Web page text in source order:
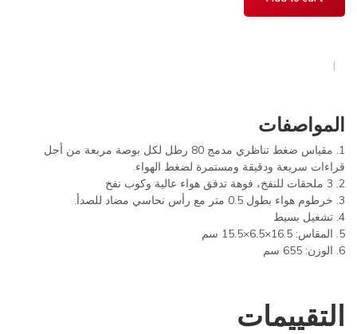
المواصفات
1. مقياس ضغط تناظري مدمج 80 رطل لكل بوصة مربعة من أجل
قراءات سريعة ودقيقة ومستمرة لضغط الهواء.
2. 3 ملحقات للنفخ، فوهة تدفق هواء عالية وكوب نفخ
3. خرطوم هواء بطول 0.5 متر مع رأس نحاسي مضاد للصدأ.
4. تشغيل بسيط
5. المقاس: 16.5×6.5×15.5 سم
6. الوزن: 655 سم
التقييمات